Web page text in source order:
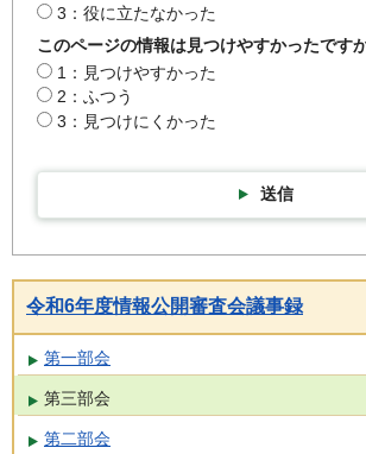
3：役に立たなかった
このページの情報は見つけやすかったです
1：見つけやすかった
2：ふつう
3：見つけにくかった
送信
令和6年度情報公開審査会議事録
第一部会
第三部会
第二部会